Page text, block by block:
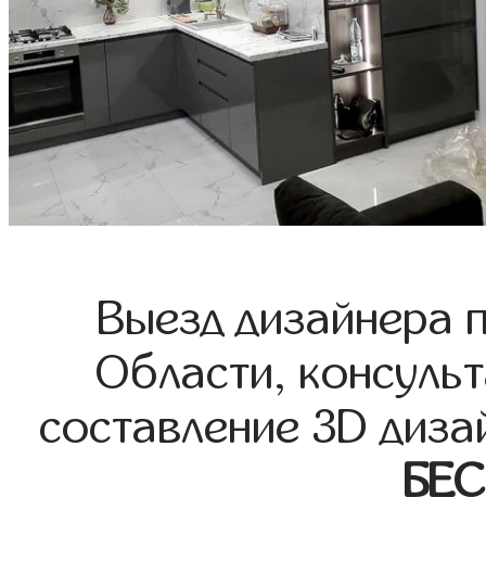
Выезд дизайнера
Области,
составление 3D